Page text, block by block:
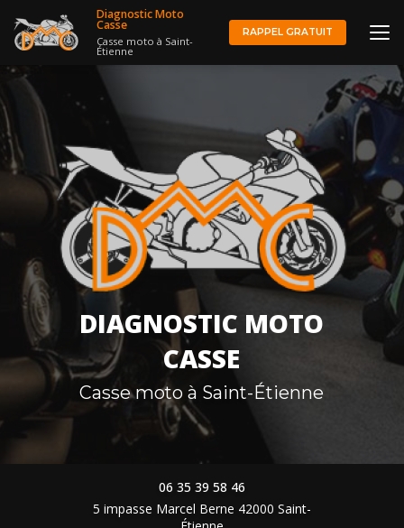
au
contenu
Diagnostic Moto
Casse
Casse moto à Saint-
Étienne
RAPPEL GRATUIT
DIAGNOSTIC MOTO
CASSE
Casse moto à Saint-Étienne
06 35 39 58 46
5 impasse Marcel Berne 42000 Saint-